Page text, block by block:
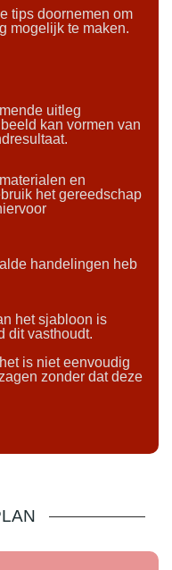
tips doornemen om
mogelijk te maken.
uitleg
kan vormen van
en
het gereedschap
handelingen heb
het sjabloon is
dit vasthoudt.
is niet eenvoudig
zonder dat deze